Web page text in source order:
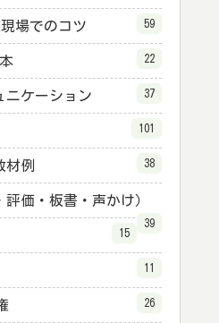
場でのコツ 59
22
ニケーション 37
101
材例 38
価・板書・声かけ）
39
15
11
26